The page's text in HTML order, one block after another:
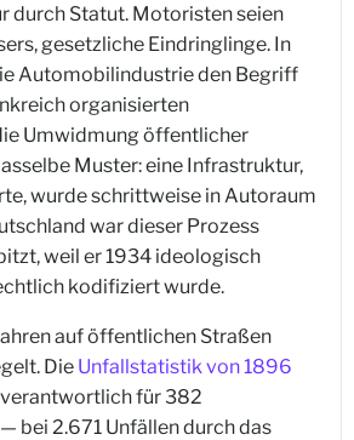
durch Statut. Motoristen seien
gesetzliche Eindringlinge. In
Automobilindustrie den Begriff
organisierten
Umwidmung öffentlicher
Muster: eine Infrastruktur,
wurde schrittweise in Autoraum
war dieser Prozess
weil er 1934 ideologisch
kodifiziert wurde.
auf öffentlichen Straßen
Die Unfallstatistik von 1896
für 382
bei 2.671 Unfällen durch das